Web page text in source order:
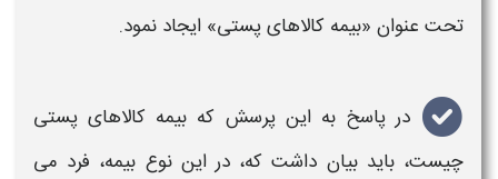
تحت عنوان «بیمه کالاهای پستی» ایجاد نمود.
در پاسخ به این پرسش که بیمه کالاهای پستی
چیست، باید بیان داشت که، در این نوع بیمه، فرد می